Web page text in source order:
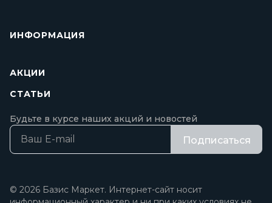
ИНФОРМАЦИЯ
АКЦИИ
СТАТЬИ
Будьте в курсе наших акций и новостей
Подписаться
© 2026 Базис Маркет. Интернет-сайт носит